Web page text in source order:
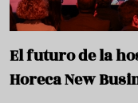
El futuro de la
Horeca New